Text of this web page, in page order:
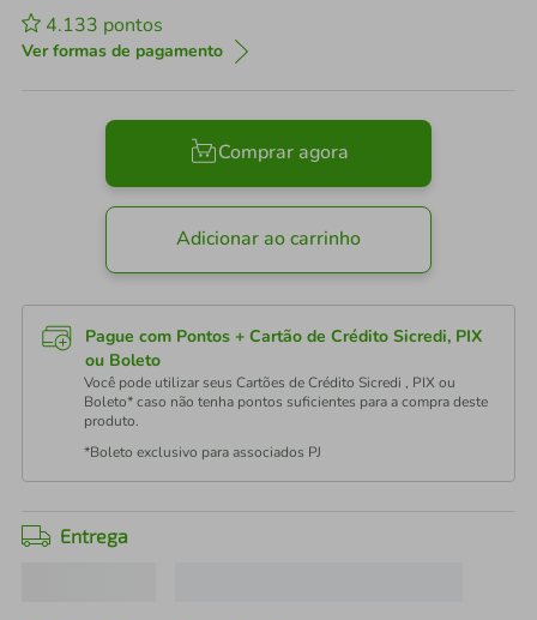
4.133 pontos
Ver formas de pagamento
Comprar agora
Adicionar ao carrinho
Pague com Pontos + Cartão de Crédito Sicredi, PIX
ou Boleto
Você pode utilizar seus Cartões de Crédito Sicredi , PIX ou
Boleto* caso não tenha pontos suficientes para a compra deste
produto.
*Boleto exclusivo para associados PJ
Entrega